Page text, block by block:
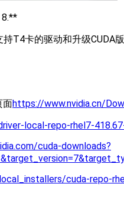
8.**
T4卡的驱动和升级CUDA
面https://www.nvidia.cn/
local-repo-rhel7-
cuda-downloads?
cuda-repo-